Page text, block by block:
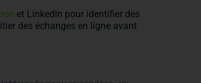
et LinkedIn pour identifier des
des échanges en ligne avant